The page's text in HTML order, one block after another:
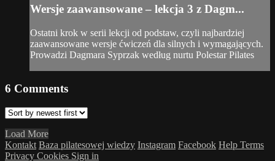
Wersje zaawansowane – lekcja 3 z Dagm...
Ostatni krok w serii lekcji od podstaw, czyli najbardziej
zaawansowane wersje ćwiczeń dla silnych i wymagających.
Prowadzi Dagmara Syprzak według nurtu Polestar Pilates
6 Comments
Load More
Kontakt Baza pilatesowej wiedzy Instagram Facebook Help Terms
Privacy Cookies Sign in